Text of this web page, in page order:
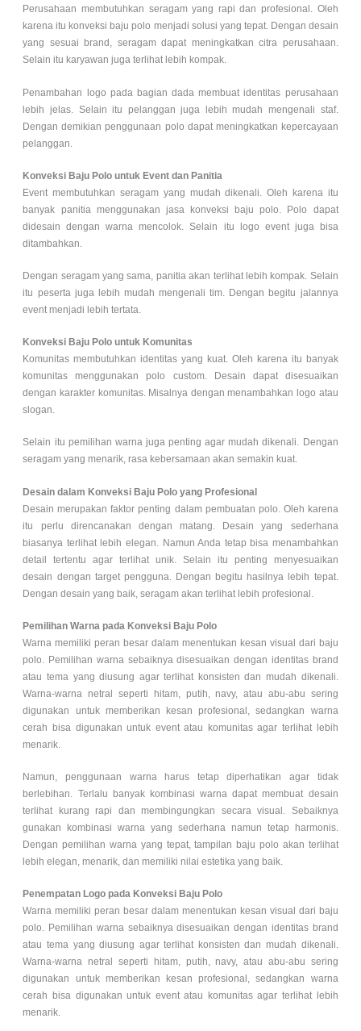
Perusahaan membutuhkan seragam yang rapi dan profesional. Oleh
karena itu konveksi baju polo menjadi solusi yang tepat. Dengan desain
yang sesuai brand, seragam dapat meningkatkan citra perusahaan.
Selain itu karyawan juga terlihat lebih kompak.
Penambahan logo pada bagian dada membuat identitas perusahaan
lebih jelas. Selain itu pelanggan juga lebih mudah mengenali staf.
Dengan demikian penggunaan polo dapat meningkatkan kepercayaan
pelanggan.
Konveksi Baju Polo untuk Event dan Panitia
Event membutuhkan seragam yang mudah dikenali. Oleh karena itu
banyak panitia menggunakan jasa konveksi baju polo. Polo dapat
didesain dengan warna mencolok. Selain itu logo event juga bisa
ditambahkan.
Dengan seragam yang sama, panitia akan terlihat lebih kompak. Selain
itu peserta juga lebih mudah mengenali tim. Dengan begitu jalannya
event menjadi lebih tertata.
Konveksi Baju Polo untuk Komunitas
Komunitas membutuhkan identitas yang kuat. Oleh karena itu banyak
komunitas menggunakan polo custom. Desain dapat disesuaikan
dengan karakter komunitas. Misalnya dengan menambahkan logo atau
slogan.
Selain itu pemilihan warna juga penting agar mudah dikenali. Dengan
seragam yang menarik, rasa kebersamaan akan semakin kuat.
Desain dalam Konveksi Baju Polo yang Profesional
Desain merupakan faktor penting dalam pembuatan polo. Oleh karena
itu perlu direncanakan dengan matang. Desain yang sederhana
biasanya terlihat lebih elegan. Namun Anda tetap bisa menambahkan
detail tertentu agar terlihat unik. Selain itu penting menyesuaikan
desain dengan target pengguna. Dengan begitu hasilnya lebih tepat.
Dengan desain yang baik, seragam akan terlihat lebih profesional.
Pemilihan Warna pada Konveksi Baju Polo
Warna memiliki peran besar dalam menentukan kesan visual dari baju
polo. Pemilihan warna sebaiknya disesuaikan dengan identitas brand
atau tema yang diusung agar terlihat konsisten dan mudah dikenali.
Warna-warna netral seperti hitam, putih, navy, atau abu-abu sering
digunakan untuk memberikan kesan profesional, sedangkan warna
cerah bisa digunakan untuk event atau komunitas agar terlihat lebih
menarik.
Namun, penggunaan warna harus tetap diperhatikan agar tidak
berlebihan. Terlalu banyak kombinasi warna dapat membuat desain
terlihat kurang rapi dan membingungkan secara visual. Sebaiknya
gunakan kombinasi warna yang sederhana namun tetap harmonis.
Dengan pemilihan warna yang tepat, tampilan baju polo akan terlihat
lebih elegan, menarik, dan memiliki nilai estetika yang baik.
Penempatan Logo pada Konveksi Baju Polo
Warna memiliki peran besar dalam menentukan kesan visual dari baju
polo. Pemilihan warna sebaiknya disesuaikan dengan identitas brand
atau tema yang diusung agar terlihat konsisten dan mudah dikenali.
Warna-warna netral seperti hitam, putih, navy, atau abu-abu sering
digunakan untuk memberikan kesan profesional, sedangkan warna
cerah bisa digunakan untuk event atau komunitas agar terlihat lebih
menarik.